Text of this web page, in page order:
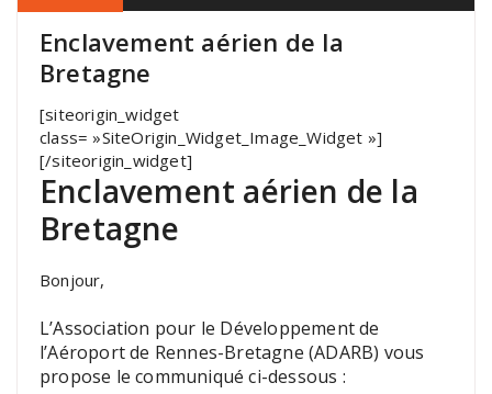
Enclavement aérien de la
Bretagne
[siteorigin_widget
class= »SiteOrigin_Widget_Image_Widget »]
[/siteorigin_widget]
Enclavement aérien de la
Bretagne
Bonjour,
L’Association pour le Développement de
l’Aéroport de Rennes-Bretagne (ADARB) vous
propose le communiqué ci-dessous :